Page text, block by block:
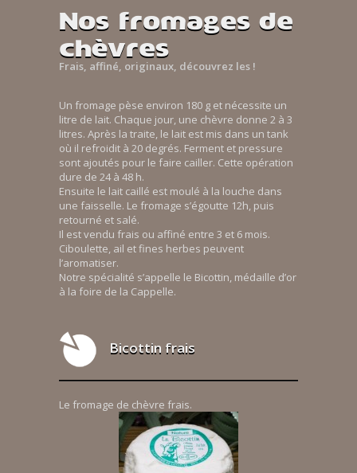
Nos fromages de
chèvres
Frais, affiné, originaux, découvrez les !
Un fromage pèse environ 180 g et nécessite un
litre de lait. Chaque jour, une chèvre donne 2 à 3
litres. Après la traite, le lait est mis dans un tank
où il refroidit à 20 degrés. Ferment et pressure
sont ajoutés pour le faire cailler. Cette opération
dure de 24 à 48 h.
Ensuite le lait caillé est moulé à la louche dans
une faisselle. Le fromage s’égoutte 12h, puis
retourné et salé.
Il est vendu frais ou affiné entre 3 et 6 mois.
Ciboulette, ail et fines herbes peuvent
l’aromatiser.
Notre spécialité s’appelle le Bicottin, médaille d’or
à la foire de la Cappelle.
Bicottin frais
Le fromage de chèvre frais.